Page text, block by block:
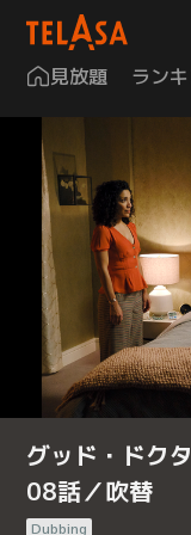
見放題 ラン
グッド・ドク
08話／吹替
Dubbing